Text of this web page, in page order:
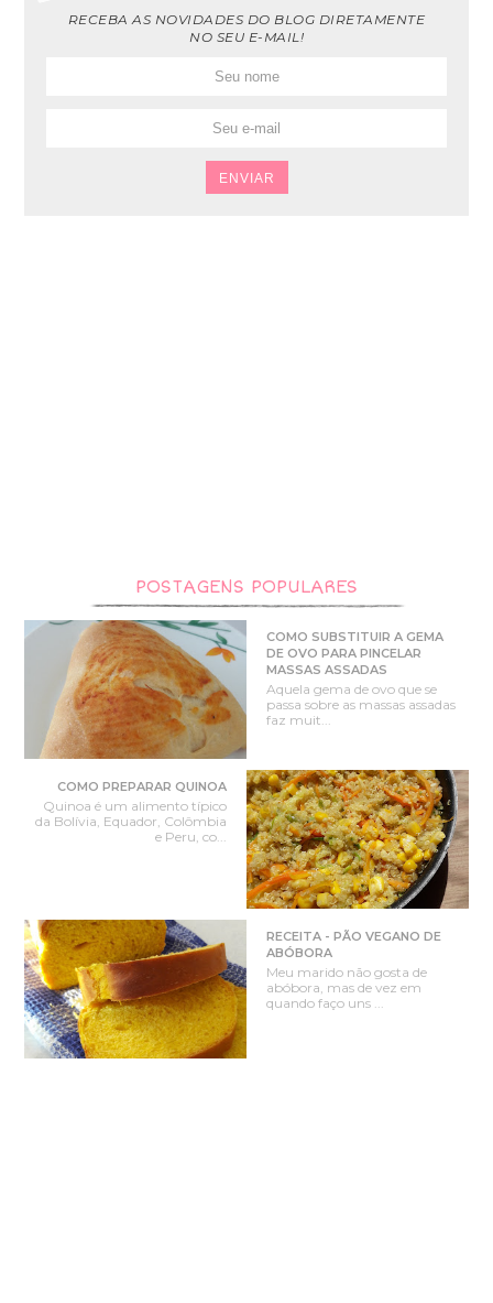
RECEBA AS NOVIDADES DO BLOG DIRETAMENTE
NO SEU E-MAIL!
POSTAGENS POPULARES
COMO SUBSTITUIR A GEMA
DE OVO PARA PINCELAR
MASSAS ASSADAS
Aquela gema de ovo que se
passa sobre as massas assadas
faz muit...
COMO PREPARAR QUINOA
Quinoa é um alimento típico
da Bolívia, Equador, Colômbia
e Peru, co...
RECEITA - PÃO VEGANO DE
ABÓBORA
Meu marido não gosta de
abóbora, mas de vez em
quando faço uns ...